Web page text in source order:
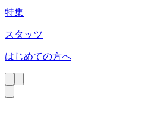
特集
スタッツ
はじめての方へ